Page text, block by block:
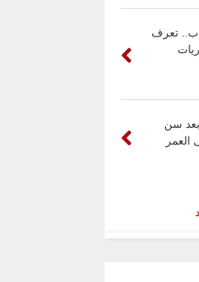
تعرف
بعد سن
العمر